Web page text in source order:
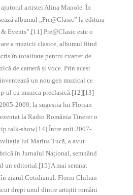
artistei Alina Manole. În
albumul „Pre@Clasic” la editura
Events”.[11] Pre@Clasic este o
a muzicii clasice, albumul fiind
în totalitate pentru cvartet de
de cameră și voce. Prin acest
un nou gen muzical ce
ul cu muzica preclasică.[12][13]
2009, la sugestia lui Florian
la Radio România Tineret o
talk-show.[14] Între anii 2007-
lui Marius Tucă, a avut
în Jurnalul Național, semnând
un editorial.[15] A mai semnat
ziarul Cotidianul. Florin Chilian
drept unul dintre artiștii români